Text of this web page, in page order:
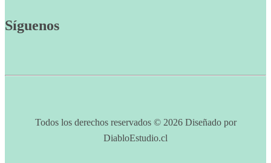
Síguenos
Todos los derechos reservados © 2026 Diseñado por
DiabloEstudio.cl